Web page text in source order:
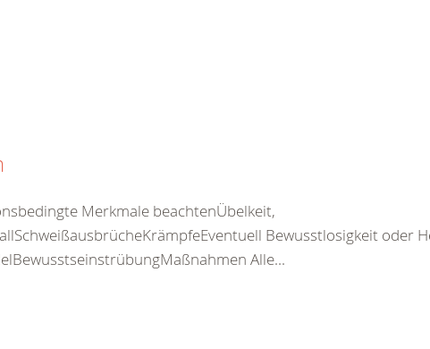
Merkmale beachtenÜbelkeit,
Bewusstlosigkeit oder
Alle...